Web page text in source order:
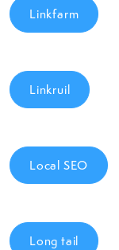
Linkfarm
Linkruil
Local SEO
Long tail